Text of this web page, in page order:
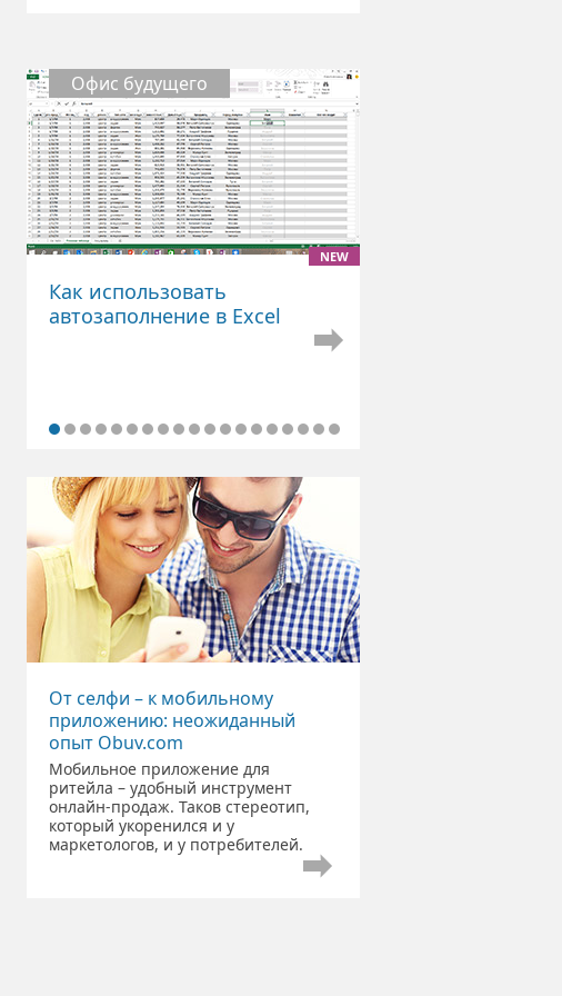
Офис будущего
NEW
Как использовать
автозаполнение в Excel
От селфи – к мобильному
приложению: неожиданный
опыт Obuv.com
Мобильное приложение для
ритейла – удобный инструмент
онлайн-продаж. Таков стереотип,
который укоренился и у
маркетологов, и у потребителей.